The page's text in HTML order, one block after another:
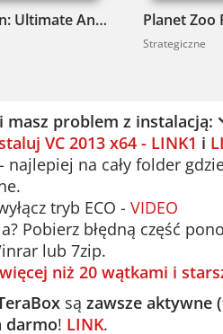
Zoo Tycoon: Ultimate Animal Collection Pobierz Planet Zoo
Strategiczne
problem z instalacją:
VC 2013 x64 - LINK1 i
na cały folder
tryb ECO - VIDEO
Pobierz błędną część
lub 7zip.
niż 20 wątkami i
są zawsze aktywne
darmo! LINK.